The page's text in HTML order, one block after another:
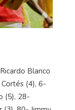
Blanco
(4), 6-
(5), 28-